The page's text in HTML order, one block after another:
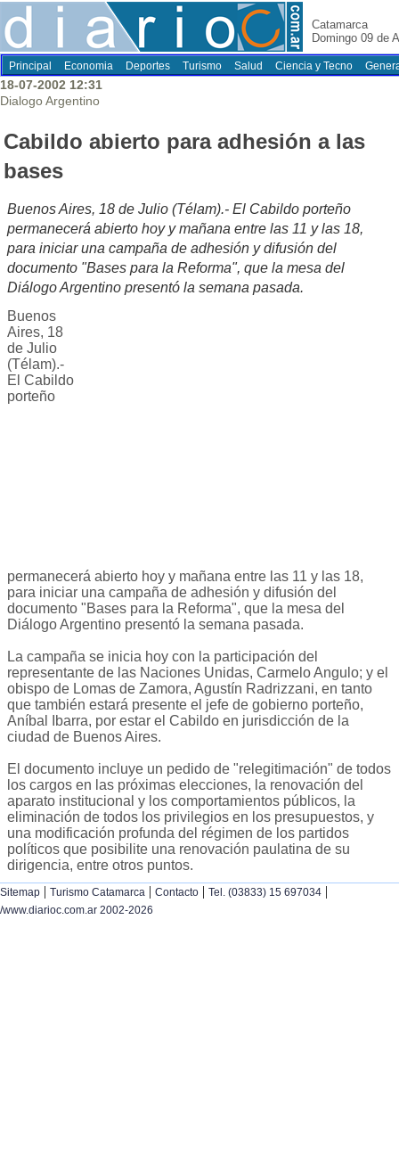
Catamarca
Domingo 09 de
Principal Economia Deportes Turismo Salud Ciencia y Tecno
18-07-2002 12:31
Dialogo Argentino
Cabildo abierto para adhesión a las
bases
Buenos Aires, 18 de Julio (Télam).- El Cabildo porteño
permanecerá abierto hoy y mañana entre las 11 y las 18,
para iniciar una campaña de adhesión y difusión del
documento "Bases para la Reforma", que la mesa del
Diálogo Argentino presentó la semana pasada.
Buenos
Aires, 18
de Julio
(Télam).-
El Cabildo
porteño
permanecerá abierto hoy y mañana entre las 11 y las 18,
para iniciar una campaña de adhesión y difusión del
documento "Bases para la Reforma", que la mesa del
Diálogo Argentino presentó la semana pasada.
La campaña se inicia hoy con la participación del
representante de las Naciones Unidas, Carmelo Angulo; y el
obispo de Lomas de Zamora, Agustín Radrizzani, en tanto
que también estará presente el jefe de gobierno porteño,
Aníbal Ibarra, por estar el Cabildo en jurisdicción de la
ciudad de Buenos Aires.
El documento incluye un pedido de "relegitimación" de todos
los cargos en las próximas elecciones, la renovación del
aparato institucional y los comportamientos públicos, la
eliminación de todos los privilegios en los presupuestos, y
una modificación profunda del régimen de los partidos
políticos que posibilite una renovación paulatina de su
dirigencia, entre otros puntos.
Sitemap | Turismo Catamarca | Contacto | Tel. (03833) 15 697034 |
/www.diarioc.com.ar 2002-2026